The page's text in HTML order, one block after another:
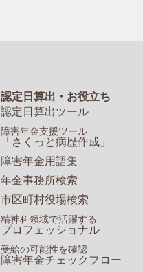
認定日算出・お役立ち
認定日算出ツール
障害年金支援ツール
「さくっと病歴作成」
障害年金用語集
年金事務所検索
市区町村役場検索
精神科領域で活躍する
プロフェッショナル
受給の可能性を確認
障害年金チェックフロー